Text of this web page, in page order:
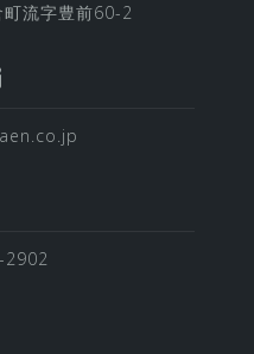
流字豊前60-2
2902